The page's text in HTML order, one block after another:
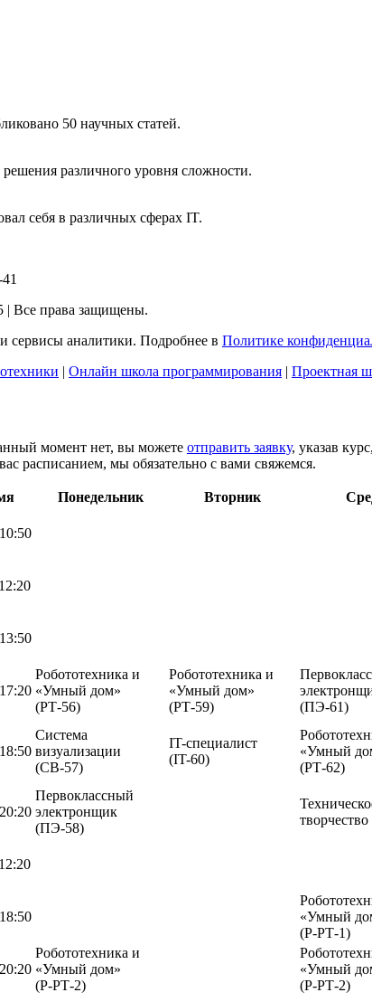
50 научных статей.
различного уровня сложности.
себя в различных сферах IT.
Все права защищены.
сервисы аналитики. Подробнее в Политике
| Онлайн школа программирования | Проектная
момент нет, вы можете отправить заявку, указав
расписанием, мы обязательно с вами свяжемся.
Понедельник Вторник
Робототехника и
«Умный дом»
(РТ-56)
Робототехника и
«Умный дом»
(РТ-59)
(ПЭ-61)
Система
визуализации
(СВ-57)
IT-специалист
(IT-60)
«Умный
(РТ-62)
Первоклассный
электронщик
(ПЭ-58)
творчество
«Умный
(Р-РТ-1)
Робототехника и
«Умный дом»
(Р-РТ-2)
«Умный
(Р-РТ-2)